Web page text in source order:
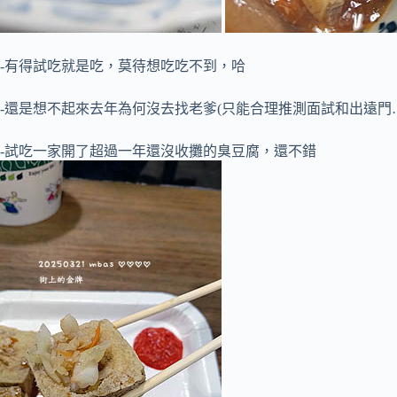
-有得試吃就是吃，莫待想吃吃不到，哈
-還是想不起來去年為何沒去找老爹(只能合理推測面試和出遠
-試吃一家開了超過一年還沒收攤的臭豆腐，還不錯